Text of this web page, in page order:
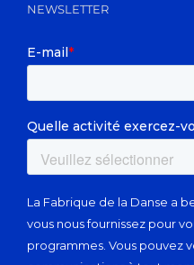
NEWSLETTER